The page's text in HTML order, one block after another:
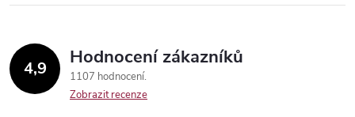
4,9 Hodnocení zákazníků
1107 hodnocení
Zobrazit recenze